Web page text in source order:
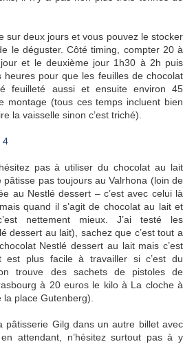
sur deux jours et vous pouvez le stocker
le déguster. Côté timing, compter 20 à
et le deuxième jour 1h30 à 2h puis
heures pour que les feuilles de chocolat
feuilleté aussi et ensuite environ 45
montage (tous ces temps incluent bien
la vaisselle sinon c’est triché).
pas à utiliser du chocolat au lait
pâtisse pas toujours au Valrhona (loin de
au Nestlé dessert – c’est avec celui là
quand il s’agit de chocolat au lait et
nettement mieux. J’ai testé les
dessert au lait), sachez que c’est tout a
Nestlé dessert au lait mais c’est
est plus facile à travailler si c’est du
trouve des sachets de pistoles de
à 20 euros le kilo à La cloche à
place Gutenberg).
pâtisserie Gilg dans un autre billet avec
attendant, n’hésitez surtout pas à y